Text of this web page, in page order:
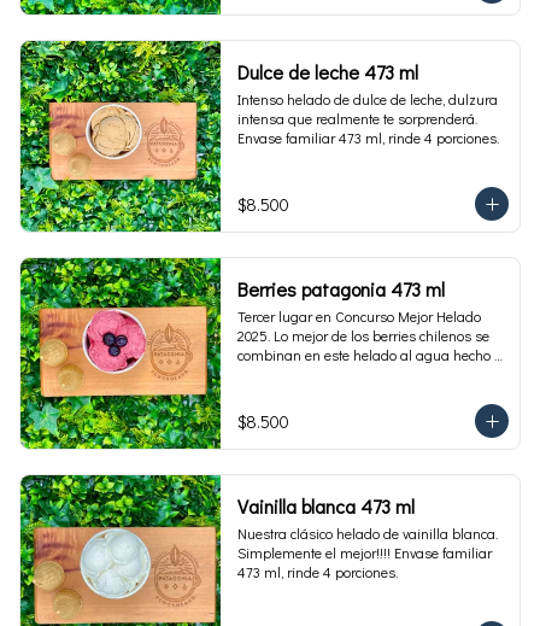
Dulce de leche 473 ml
Intenso helado de dulce de leche, dulzura
intensa que realmente te sorprenderá.
Envase familiar 473 ml, rinde 4 porciones.
$8.500
Berries patagonia 473 ml
Tercer lugar en Concurso Mejor Helado
2025. Lo mejor de los berries chilenos se
combinan en este helado al agua hecho
473 ml. Rinde 4 porciones.
$8.500
Vainilla blanca 473 ml
Nuestra clásico helado de vainilla blanca.
Simplemente el mejor!!!! Envase familiar
473 ml, rinde 4 porciones.